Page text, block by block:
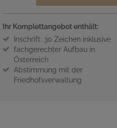
Ihr Komplettangebot enthält:
Inschrift: 30 Zeichen inklusive
fachgerechter Aufbau in
Österreich
Abstimmung mit der
Friedhofsverwaltung